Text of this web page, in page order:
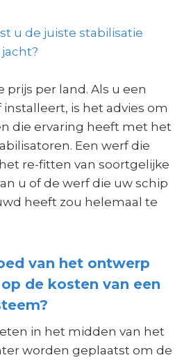
u de juiste stabilisatie
prijs per land. Als u een
is het advies om
die ervaring heeft met het
Een werf die
re-fitten van soortgelijke
u of de werf die uw schip
heeft zou helemaal te
van het ontwerp
de kosten van een
in het midden van het
worden geplaatst om de